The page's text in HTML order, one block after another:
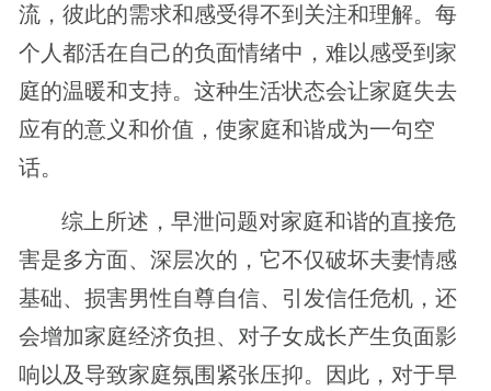
流，彼此的需求和感受得不到关注和理解。每
个人都活在自己的负面情绪中，难以感受到家
庭的温暖和支持。这种生活状态会让家庭失去
应有的意义和价值，使家庭和谐成为一句空
话。
综上所述，早泄问题对家庭和谐的直接危
害是多方面、深层次的，它不仅破坏夫妻情感
基础、损害男性自尊自信、引发信任危机，还
会增加家庭经济负担、对子女成长产生负面影
响以及导致家庭氛围紧张压抑。因此，对于早